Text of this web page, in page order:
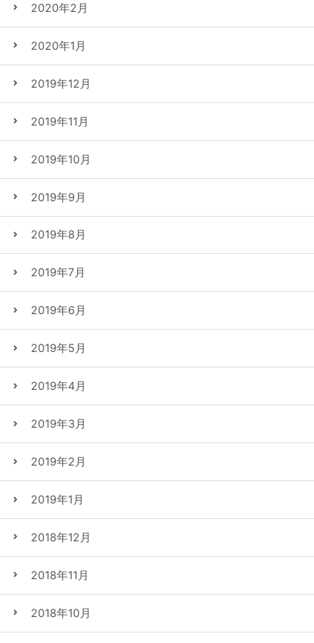
2020年2月
2020年1月
2019年12月
2019年11月
2019年10月
2019年9月
2019年8月
2019年7月
2019年6月
2019年5月
2019年4月
2019年3月
2019年2月
2019年1月
2018年12月
2018年11月
2018年10月